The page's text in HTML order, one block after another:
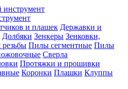
и плашек Державки и
Долбяки Зенкеры Зенковки,
Пилы сегментные Пилы
Сверла
Протяжки и прошивки
Коронки Плашки Клуппы